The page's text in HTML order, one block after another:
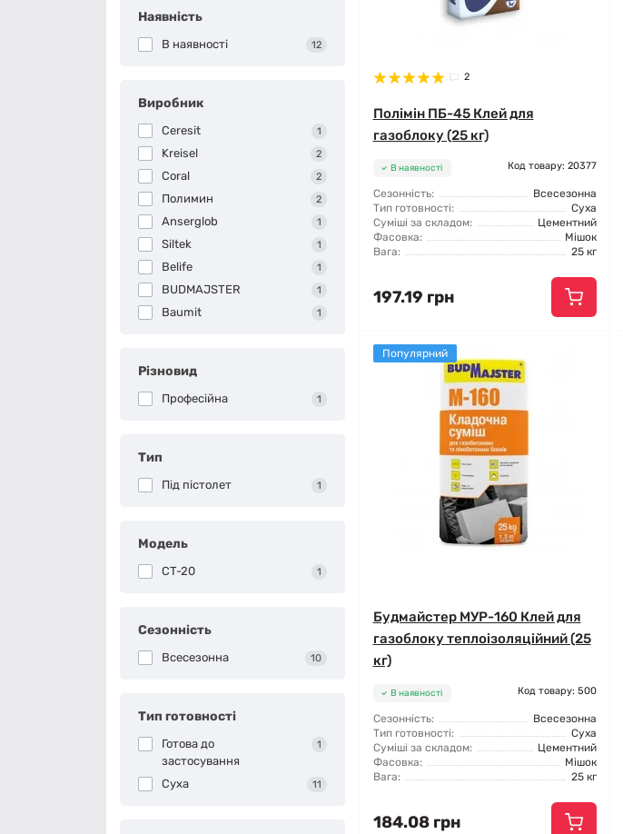
Наявність
В наявності 12
Виробник
Ceresit 1
Kreisel 2
Coral 2
Полимин 2
Anserglob 1
Siltek 1
Belife 1
BUDMAJSTER 1
Baumit 1
Різновид
Професійна 1
Тип
Під пістолет 1
Модель
CT-20 1
Сезонність
Всесезонна 10
Тип готовності
Готова до
застосування
1
Суха 11
2
Полімін ПБ-45 Клей для
газоблоку (25 кг)
В наявності Код товару: 20377
Сезонність:
Всесезонна
Тип готовності:
Суха
Суміші за складом:
Цементний
Фасовка:
Мішок
Вага:
25 кг
197.19 грн
Популярний
Будмайстер МУР-160 Клей для
газоблоку теплоізоляційний (25
кг)
В наявності Код товару: 500
Сезонність:
Всесезонна
Тип готовності:
Суха
Суміші за складом:
Цементний
Фасовка:
Мішок
Вага:
25 кг
184.08 грн